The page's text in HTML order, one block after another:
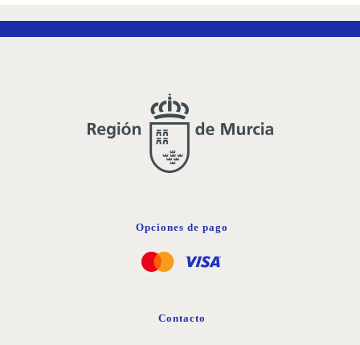
Opciones de pago
Contacto